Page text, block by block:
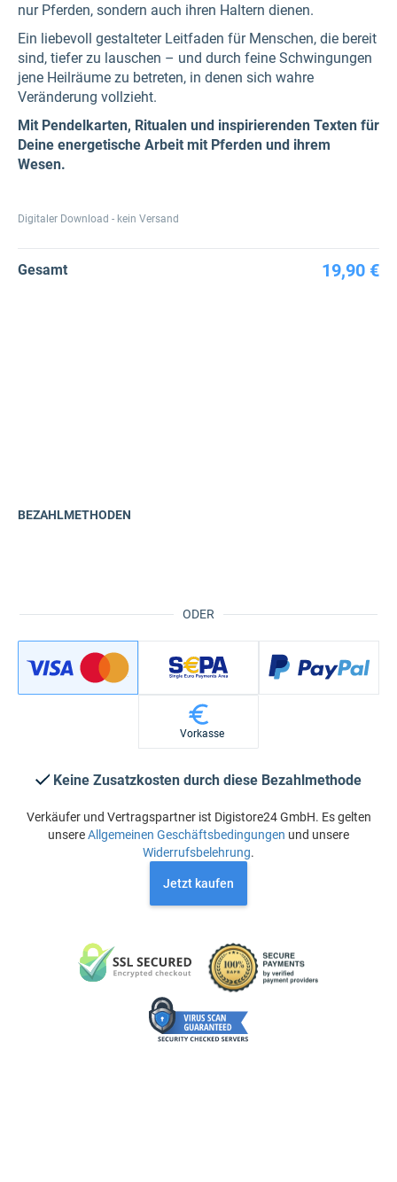
nur Pferden, sondern auch ihren Haltern dienen.
Ein liebevoll gestalteter Leitfaden für Menschen, die bereit
sind, tiefer zu lauschen – und durch feine Schwingungen
jene Heilräume zu betreten, in denen sich wahre
Veränderung vollzieht.
Mit Pendelkarten, Ritualen und inspirierenden Texten für
Deine energetische Arbeit mit Pferden und ihrem
Wesen.
Digitaler Download - kein Versand
Gesamt 19,90 €
ODER
BEZAHLMETHODEN
Vorkasse
Keine Zusatzkosten durch diese Bezahlmethode
Verkäufer und Vertragspartner ist Digistore24 GmbH. Es gelten
unsereAllgemeinen Geschäftsbedingungen und unsere
Widerrufsbelehrung.
Jetzt kaufen